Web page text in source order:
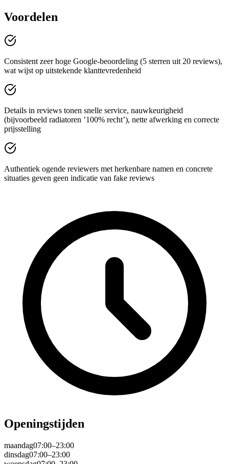
Voordelen
Consistent zeer hoge Google-beoordeling (5 sterren uit 20 reviews),
wat wijst op uitstekende klanttevredenheid
Details in reviews tonen snelle service, nauwkeurigheid
(bijvoorbeeld radiatoren ’100% recht’), nette afwerking en correcte
prijsstelling
Authentiek ogende reviewers met herkenbare namen en concrete
situaties geven geen indicatie van fake reviews
Openingstijden
maandag07:00–23:00
dinsdag07:00–23:00